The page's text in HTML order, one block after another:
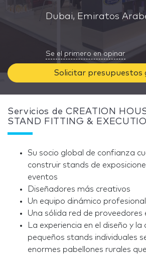
Dubai, Emiratos
Se el primero en opinar
Solicitar presupuestos
Servicios de CREATION
STAND FITTING &
Su socio global de confianza
construir stands de
eventos
Diseñadores más creativos
Un equipo dinámico
Una sólida red de proveedores
La experiencia en el diseño y
pequeños stands individuales
enormes pabellones rurales